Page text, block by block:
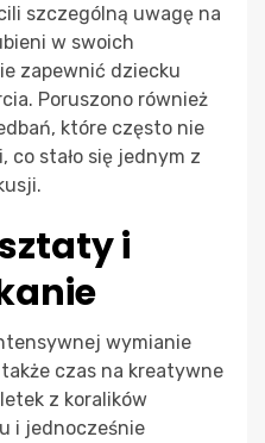
szczególną uwagę na
w swoich
zapewnić dziecku
Poruszono również
które często nie
co stało się jednym z
i
wymianie
czas na kreatywne
z koralików
i jednocześnie